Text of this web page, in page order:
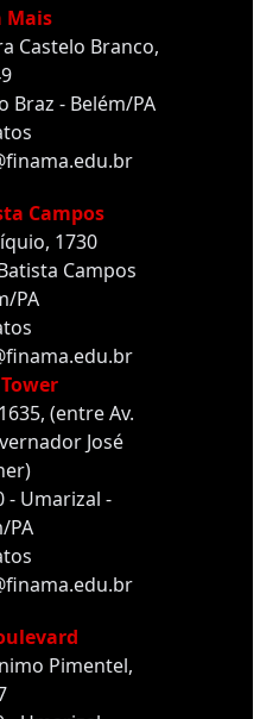
Mais
Castelo Branco,
Braz - Belém/PA
Campos
1730
Campos
PA
(entre Av.
José
- Umarizal -
PA
Pimentel,